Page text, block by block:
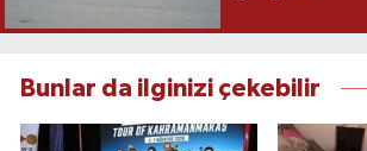
Bunlar da ilginizi çekebilir